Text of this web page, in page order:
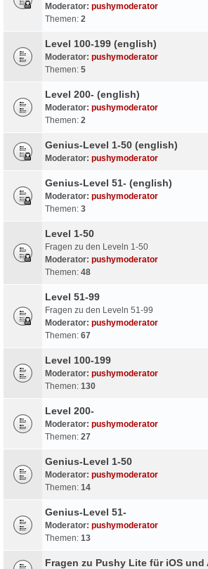
Moderator: pushymoderator
Themen: 2
Level 100-199 (english)
Moderator: pushymoderator
Themen: 5
Level 200- (english)
Moderator: pushymoderator
Themen: 2
Genius-Level 1-50 (english)
Moderator: pushymoderator
Genius-Level 51- (english)
Moderator: pushymoderator
Themen: 3
Level 1-50
Fragen zu den Leveln 1-50
Moderator: pushymoderator
Themen: 48
Level 51-99
Fragen zu den Leveln 51-99
Moderator: pushymoderator
Themen: 67
Level 100-199
Moderator: pushymoderator
Themen: 130
Level 200-
Moderator: pushymoderator
Themen: 27
Genius-Level 1-50
Moderator: pushymoderator
Themen: 14
Genius-Level 51-
Moderator: pushymoderator
Themen: 13
Fragen zu Pushy Lite für iOS und